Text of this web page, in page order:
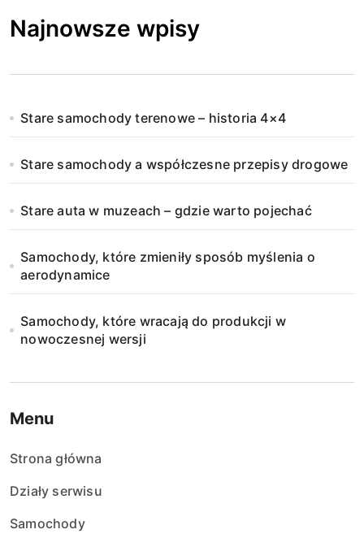
Najnowsze wpisy
Stare samochody terenowe – historia 4×4
Stare samochody a współczesne przepisy drogowe
Stare auta w muzeach – gdzie warto pojechać
Samochody, które zmieniły sposób myślenia o
aerodynamice
Samochody, które wracają do produkcji w
nowoczesnej wersji
Menu
Strona główna
Działy serwisu
Samochody